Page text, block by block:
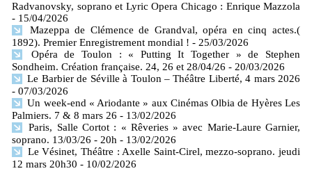
Radvanovsky, soprano et Lyric Opera Chicago : Enrique Mazzola
- 15/04/2026
Mazeppa de Clémence de Grandval, opéra en cinq actes.(
1892). Premier Enregistrement mondial ! - 25/03/2026
Opéra de Toulon : « Putting It Together » de Stephen
Sondheim. Création française. 24, 26 et 28/04/26 - 20/03/2026
Le Barbier de Séville à Toulon – Théâtre Liberté, 4 mars 2026
- 07/03/2026
Un week-end « Ariodante » aux Cinémas Olbia de Hyères Les
Palmiers. 7 & 8 mars 26 - 13/02/2026
Paris, Salle Cortot : « Rêveries » avec Marie-Laure Garnier,
soprano. 13/03/26 - 20h - 13/02/2026
Le Vésinet, Théâtre : Axelle Saint-Cirel, mezzo-soprano. jeudi
12 mars 20h30 - 10/02/2026